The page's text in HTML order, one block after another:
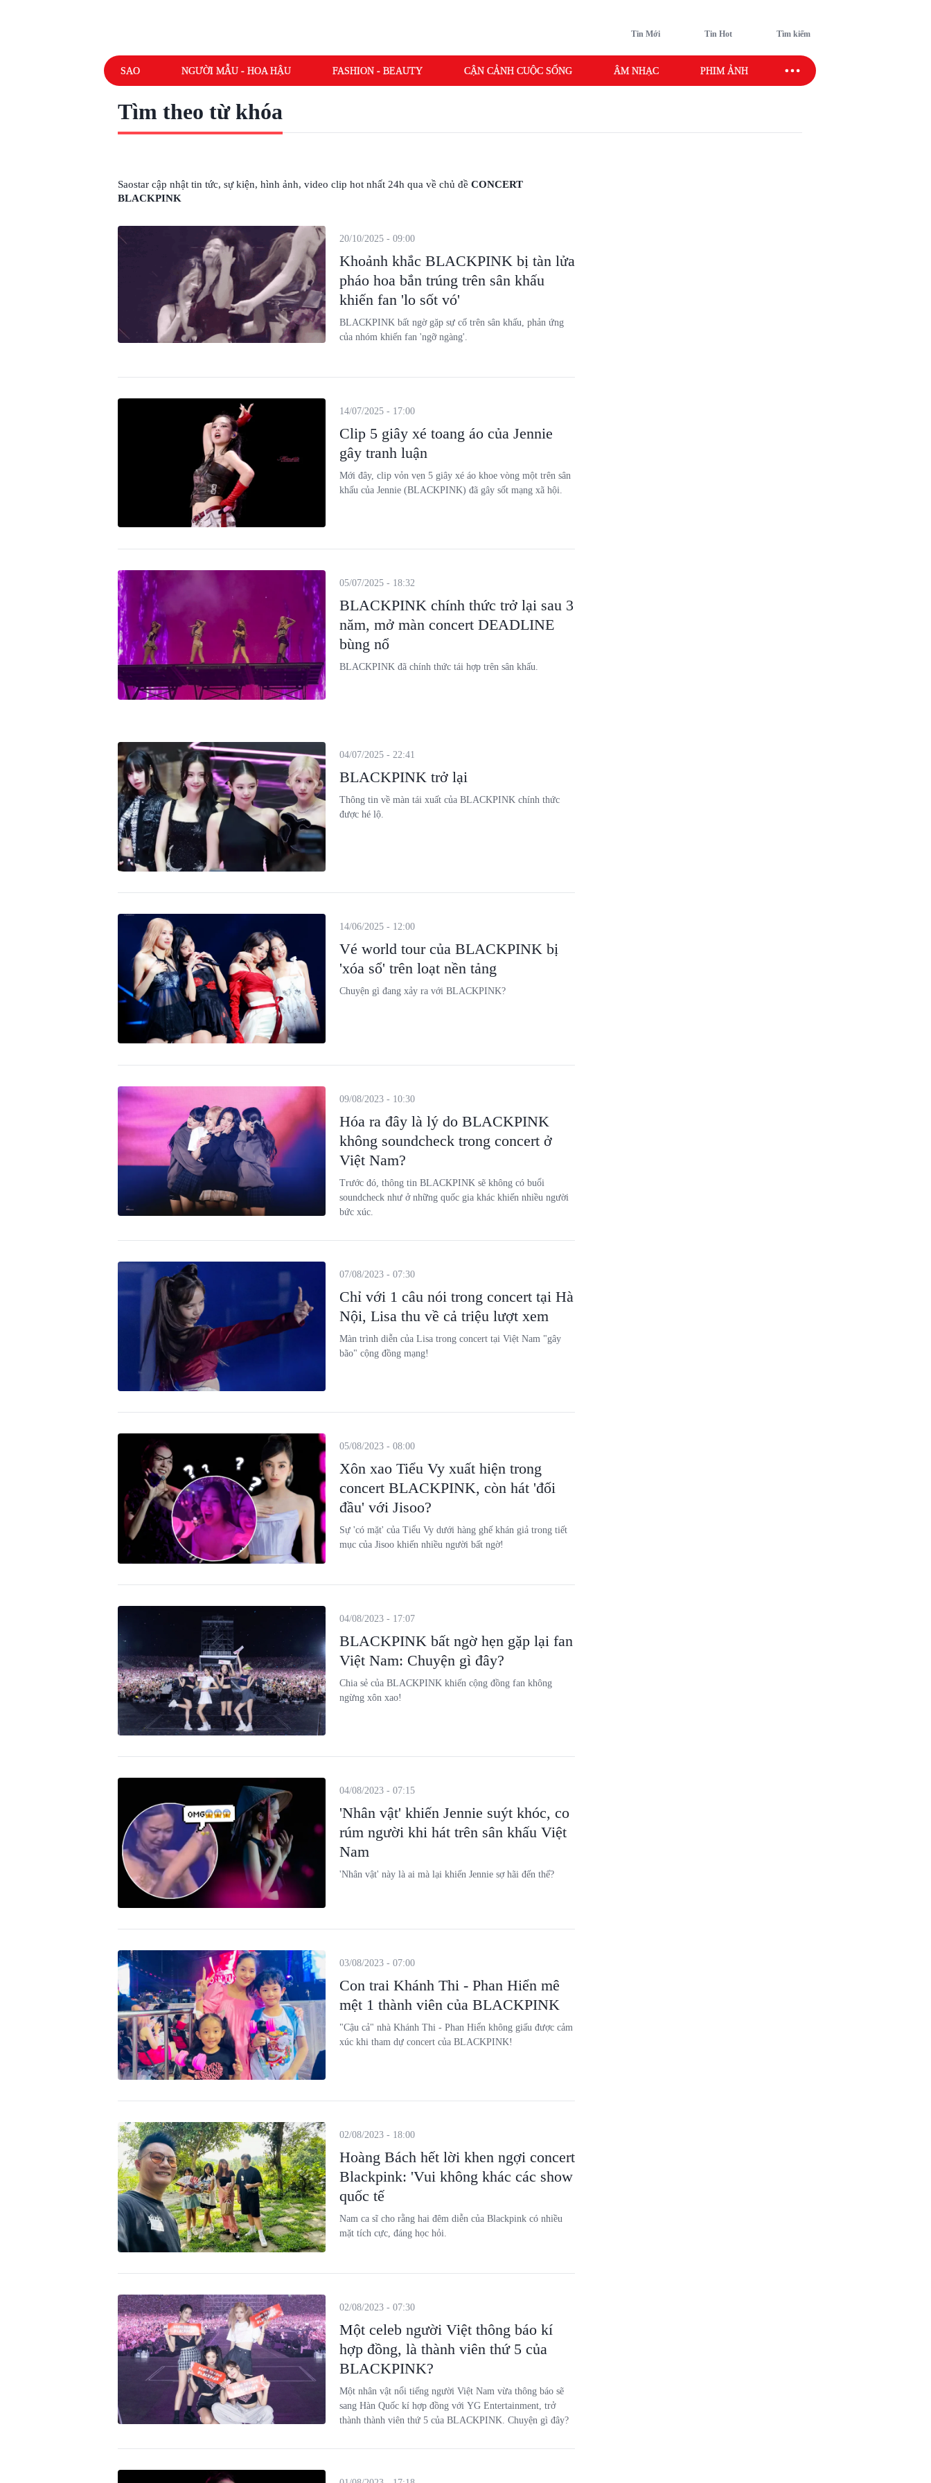
Tin Mới Tin Hot Tìm kiếm
SAO NGƯỜI MẪU - HOA HẬU FASHION - BEAUTY CẬN CẢNH CUỘC SỐNG ÂM NHẠC PHIM ẢNH SAO SPORT
Tìm theo từ khóa
Saostar cập nhật tin tức, sự kiện, hình ảnh, video clip hot nhất 24h qua về chủ đề CONCERT
BLACKPINK
Khoảnh khắc BLACKPINK bị tàn lửa
pháo hoa bắn trúng trên sân khấu
khiến fan 'lo sốt vó'
20/10/2025 - 09:00
BLACKPINK bất ngờ gặp sự cố trên sân khấu, phản ứng
của nhóm khiến fan 'ngỡ ngàng'.
Clip 5 giây xé toang áo của Jennie
gây tranh luận
14/07/2025 - 17:00
Mới đây, clip vỏn vẹn 5 giây xé áo khoe vòng một trên sân
khấu của Jennie (BLACKPINK) đã gây sốt mạng xã hội.
BLACKPINK chính thức trở lại sau 3
năm, mở màn concert DEADLINE
bùng nổ
05/07/2025 - 18:32
BLACKPINK đã chính thức tái hợp trên sân khấu.
BLACKPINK trở lại
04/07/2025 - 22:41
Thông tin về màn tái xuất của BLACKPINK chính thức
được hé lộ.
Vé world tour của BLACKPINK bị
'xóa sổ' trên loạt nền tảng
14/06/2025 - 12:00
Chuyện gì đang xảy ra với BLACKPINK?
Hóa ra đây là lý do BLACKPINK
không soundcheck trong concert ở
Việt Nam?
09/08/2023 - 10:30
Trước đó, thông tin BLACKPINK sẽ không có buổi
soundcheck như ở những quốc gia khác khiến nhiều người
bức xúc.
Chỉ với 1 câu nói trong concert tại Hà
Nội, Lisa thu về cả triệu lượt xem
07/08/2023 - 07:30
Màn trình diễn của Lisa trong concert tại Việt Nam "gây
bão" cộng đồng mạng!
Xôn xao Tiểu Vy xuất hiện trong
concert BLACKPINK, còn hát 'đối
đầu' với Jisoo?
05/08/2023 - 08:00
Sự 'có mặt' của Tiểu Vy dưới hàng ghế khán giả trong tiết
mục của Jisoo khiến nhiều người bất ngờ!
BLACKPINK bất ngờ hẹn gặp lại fan
Việt Nam: Chuyện gì đây?
04/08/2023 - 17:07
Chia sẻ của BLACKPINK khiến cộng đồng fan không
ngừng xôn xao!
'Nhân vật' khiến Jennie suýt khóc, co
rúm người khi hát trên sân khấu Việt
Nam
04/08/2023 - 07:15
'Nhân vật' này là ai mà lại khiến Jennie sợ hãi đến thế?
Con trai Khánh Thi - Phan Hiển mê
mệt 1 thành viên của BLACKPINK
03/08/2023 - 07:00
"Cậu cả" nhà Khánh Thi - Phan Hiển không giấu được cảm
xúc khi tham dự concert của BLACKPINK!
Hoàng Bách hết lời khen ngợi concert
Blackpink: 'Vui không khác các show
quốc tế
02/08/2023 - 18:00
Nam ca sĩ cho rằng hai đêm diễn của Blackpink có nhiều
mặt tích cực, đáng học hỏi.
Một celeb người Việt thông báo kí
hợp đồng, là thành viên thứ 5 của
BLACKPINK?
02/08/2023 - 07:30
Một nhân vật nổi tiếng người Việt Nam vừa thông báo sẽ
sang Hàn Quốc kí hợp đồng với YG Entertainment, trở
thành thành viên thứ 5 của BLACKPINK. Chuyện gì đây?